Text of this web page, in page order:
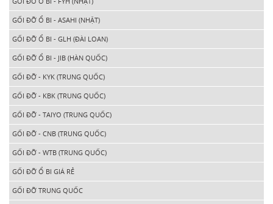
GỐI ĐỠ Ổ BI - ASAHI (NHẬT)
GỐI ĐỠ Ổ BI - GLH (ĐÀI LOAN)
GỐI ĐỠ Ổ BI - JIB (HÀN QUỐC)
GỐI ĐỠ - KYK (TRUNG QUỐC)
GỐI ĐỠ - KBK (TRUNG QUỐC)
GỐI ĐỠ - TAIYO (TRUNG QUỐC)
GỐI ĐỠ - CNB (TRUNG QUỐC)
GỐI ĐỠ - WTB (TRUNG QUỐC)
GỐI ĐỠ Ổ BI GIÁ RẺ
GỐI ĐỠ TRUNG QUỐC